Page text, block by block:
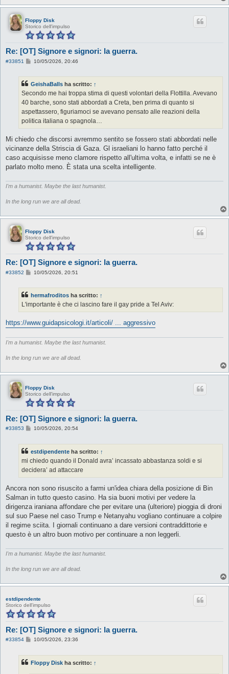
Floppy Disk
Storico dell'impulso
Re: [OT] Signore e signori: la guerra.
#33851
M
a
g
i
o
10/05/2026, 20:46
GeishaBalls ha scritto: ↑
Secondo me hai troppa stima di questi volontari della Flottilla. Avevano
40 barche, sono stati abbordati a Creta, ben prima di quanto si
aspettassero, figuriamoci se avevano pensato alle reazioni della
politica italiana o spagnola…
Mi chiedo che discorsi avremmo sentito se fossero stati abbordati nelle
vicinanze della Striscia di Gaza. Gl israeliani lo hanno fatto perché il
caso acquisisse meno clamore rispetto all'ultima volta, e infatti se ne è
parlato molto meno. È stata una scelta intelligente.
I'm a humanist. Maybe the last humanist.
In the long run we are all dead.
Floppy Disk
Storico dell'impulso
Re: [OT] Signore e signori: la guerra.
#33852
M
a
g
g
o
10/05/2026, 20:51
hermafroditos ha scritto: ↑
L'importante è che ci lascino fare il gay pride a Tel Aviv:
https://www.guidapsicologi.it/articoli/ ... aggressivo
I'm a humanist. Maybe the last humanist.
In the long run we are all dead.
Floppy Disk
Storico dell'impulso
Re: [OT] Signore e signori: la guerra.
#33853
M
a
g
i
o
10/05/2026, 20:54
estdipendente ha scritto: ↑
mi chiedo quando il Donald avra’ incassato abbastanza soldi e si
decidera’ ad attaccare
Ancora non sono risuscito a farmi un'idea chiara della posizione di Bin
Salman in tutto questo casino. Ha sia buoni motivi per vedere la
dirigenza iraniana affondare che per evitare una (ulteriore) pioggia di droni
sul suo Paese nel caso Trump e Netanyahu vogliano continuare a colpire
il regime sciita. I giornali continuano a dare versioni contraddittorie e
questo è un altro buon motivo per continuare a non leggerli.
I'm a humanist. Maybe the last humanist.
In the long run we are all dead.
estdipendente
Storico dell'impulso
Re: [OT] Signore e signori: la guerra.
#33854
M
a
10/05/2026, 23:36
Floppy Disk ha scritto: ↑